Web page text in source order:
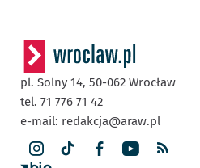
pl. Solny 14, 50-062 Wrocław
tel. 71 776 71 42
e-mail: redakcja@araw.pl